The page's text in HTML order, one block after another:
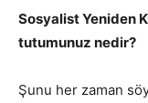
Sosyalist Yeniden
tutumunuz nedir?
Şunu her zaman